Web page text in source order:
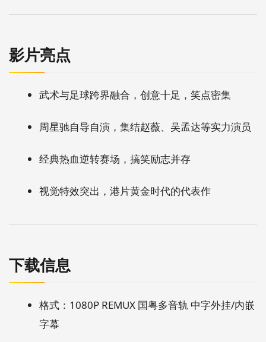
影片亮点
武术与足球跨界融合，创意十足，笑点密集
周星驰自导自演，集结赵薇、吴孟达等实力演员
经典热血逆转赛场，搞笑励志并存
视觉特效突出，港片黄金时代的代表作
下载信息
格式：1080P REMUX 国粤多音轨 中字外挂/内嵌
字幕